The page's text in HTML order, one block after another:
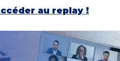
au replay !